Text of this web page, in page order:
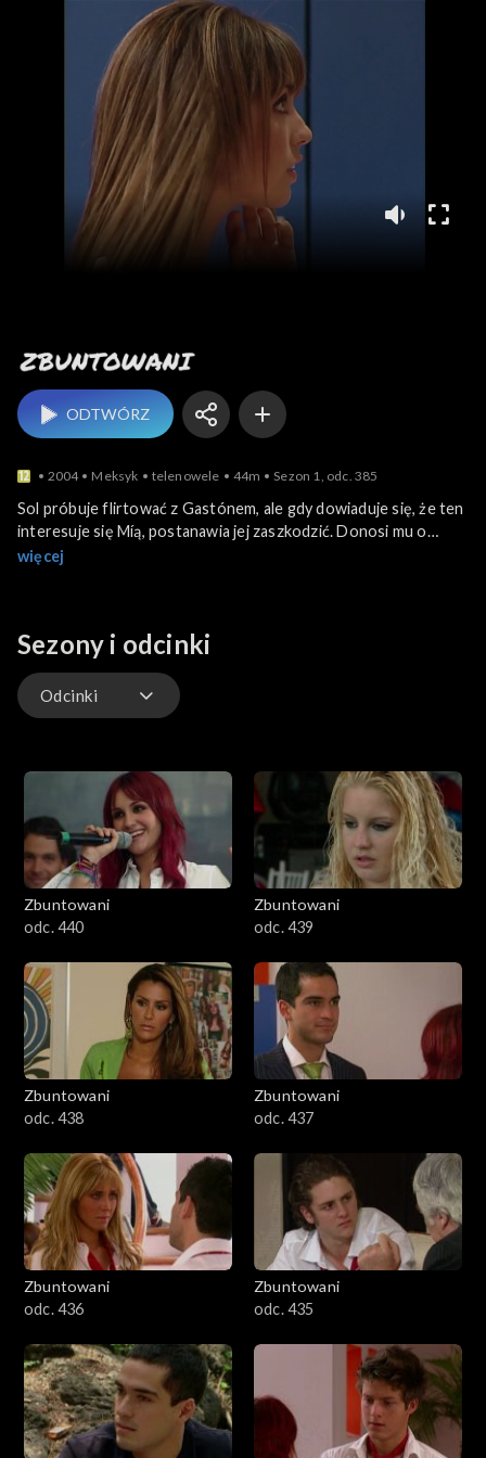
Zbuntowani
ODTWÓRZ
2004 Meksyk telenowele 44m Sezon 1, odc. 385
Sol próbuje flirtować z Gastónem, ale gdy dowiaduje się, że ten
interesuje się Míą, postanawia jej zaszkodzić. Donosi mu o
planowanym proteście uczniów. Nauczycielka Hilda wspiera
więcej
Sezony i odcinki
Odcinki
Zbuntowani
odc. 440
Zbuntowani
odc. 439
Zbuntowani
odc. 438
Zbuntowani
odc. 437
Zbuntowani
odc. 436
Zbuntowani
odc. 435